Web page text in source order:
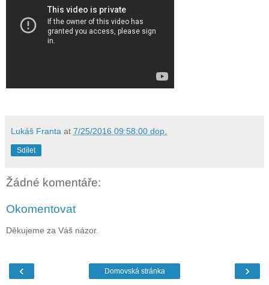
Lukáš Franta at 7/25/2016 09:58:00 dop.
Sdílet
Žádné komentáře:
Okomentovat
Děkujeme za Váš názor.
‹ ›
Domovská stránka